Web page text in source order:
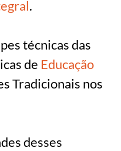
.
técnicas das
de Educação
Tradicionais nos
desses